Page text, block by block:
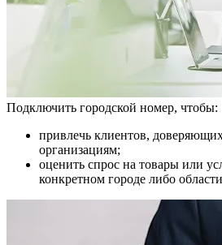
Подключить городской номер, чтобы:
привлечь клиентов,
организациям;
оценить спрос на товары или
конкретном городе либо